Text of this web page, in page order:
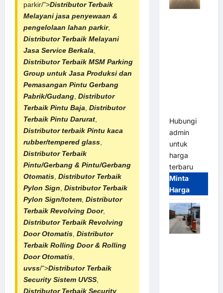
parkir/">Distributor Terbaik
Melayani jasa penyewaan &
pengelolaan lahan parkir,
Distributor Terbaik Melayani
Jasa Service Berkala,
Distributor Terbaik MSM Parking
Group untuk Jasa Produksi dan
Pemasangan Pintu Gerbang
Pabrik/Gudang, Distributor
Terbaik Pintu Baja, Distributor
Terbaik Pintu Darurat,
Distributor terbaik Pintu kaca
rubber/tempered glass,
Distributor Terbaik
Pintu/Gerbang & Pintu/Gerbang
Otomatis, Distributor Terbaik
Pylon Sign, Distributor Terbaik
Pylon Sign/totem, Distributor
Terbaik Revolving Door,
Distributor Terbaik Revolving
Door Otomatis, Distributor
Terbaik Rolling Door & Rolling
Door Otomatis,
uvss/">Distributor Terbaik
Security Sistem UVSS,
Distributor Terbaik Security
Hubungi
admin
untuk
harga
terbaru
Minta
Harga